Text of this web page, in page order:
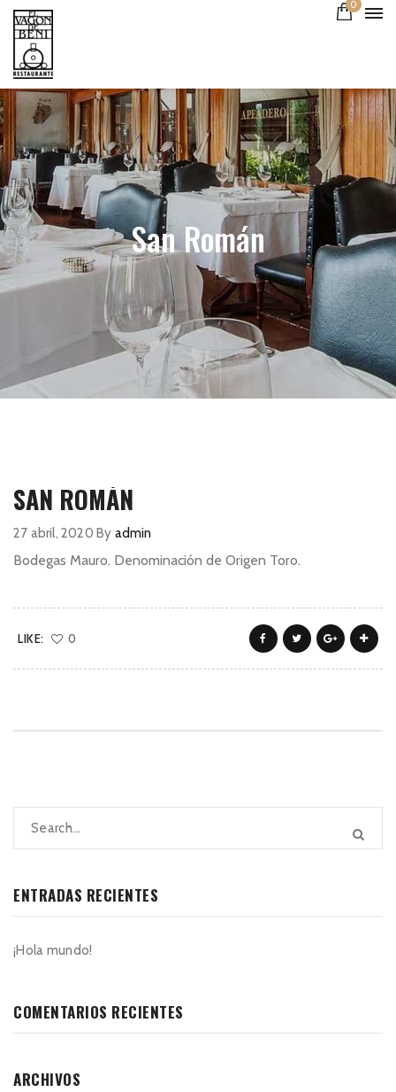
0
San Román
SAN ROMÁN
27 abril, 2020 By admin
Bodegas Mauro. Denominación de Origen Toro.
LIKE: 0
ENTRADAS RECIENTES
¡Hola mundo!
COMENTARIOS RECIENTES
ARCHIVOS